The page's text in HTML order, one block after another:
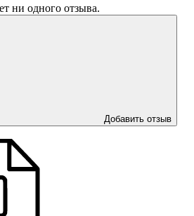
ни одного отзыва.
Добавить отзыв